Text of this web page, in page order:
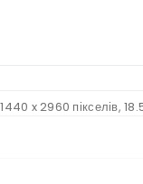
1440 x 2960 пікселів,